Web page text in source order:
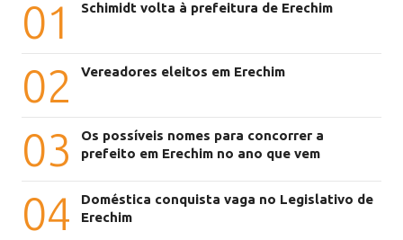
01 Schimidt volta à prefeitura de Erechim
02 Vereadores eleitos em Erechim
03
Os possíveis nomes para concorrer a
prefeito em Erechim no ano que vem
04
Doméstica conquista vaga no Legislativo de
Erechim